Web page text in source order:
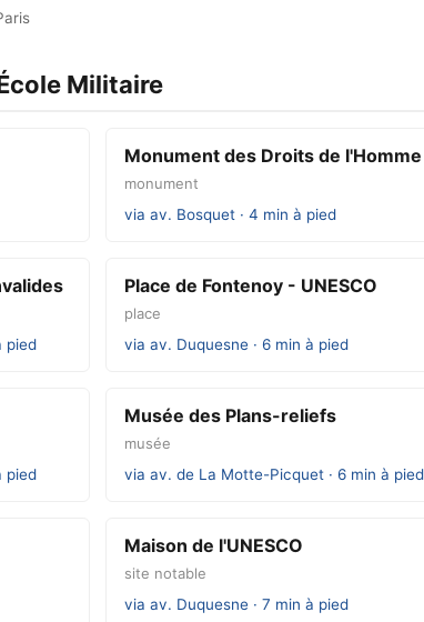
Militaire
Monument des Droits de l'Homme
monument
via av. Bosquet · 4 min à pied
pied
Place de Fontenoy - UNESCO
place
via av. Duquesne · 6 min à pied
pied
Musée des Plans-reliefs
musée
via av. de La Motte-Picquet · 6 min à pied
Maison de l'UNESCO
site notable
via av. Duquesne · 7 min à pied